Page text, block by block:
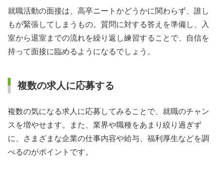
就職活動の面接は、高卒ニートかどうかに関わらず、誰し
もが緊張してしまうもの。質問に対する答えを準備し、入
室から退室までの流れを繰り返し練習することで、自信を
持って面接に臨めるようになるでしょう。
複数の求人に応募する
複数の気になる求人に応募してみることで、就職のチャン
スを増やせます。また、業界や職種をあまり絞り過ぎず
に、さまざまな企業の仕事内容や給与、福利厚生などを調
べるのがポイントです。